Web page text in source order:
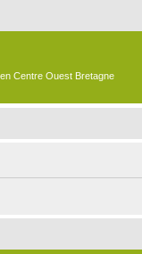
Centre Ouest Bretagne